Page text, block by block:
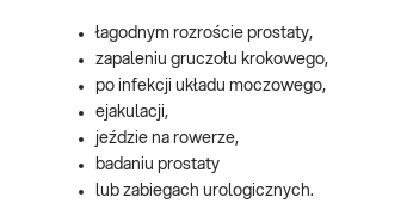
łagodnym rozroście prostaty,
zapaleniu gruczołu krokowego,
po infekcji układu moczowego,
ejakulacji,
jeździe na rowerze,
badaniu prostaty
lub zabiegach urologicznych.